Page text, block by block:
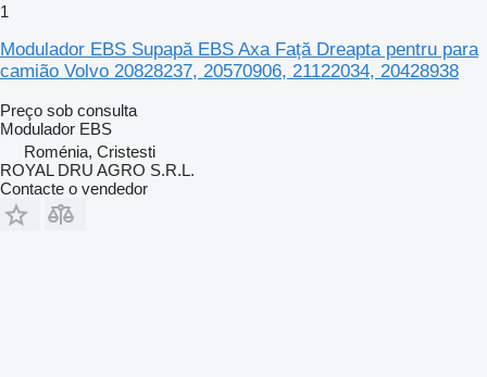
1
Modulador EBS Supapă EBS Axa Față Dreapta pentru para
camião Volvo 20828237, 20570906, 21122034, 20428938
Preço sob consulta
Modulador EBS
Roménia, Cristesti
ROYAL DRU AGRO S.R.L.
Contacte o vendedor